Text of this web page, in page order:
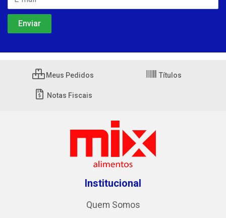
Meus Pedidos Títulos
Notas Fiscais
Institucional
Quem Somos